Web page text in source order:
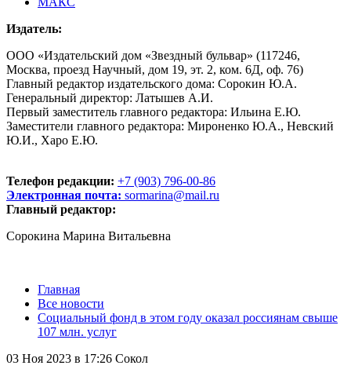
Издатель:
ООО «Издательский дом «Звездный бульвар» (117246,
Москва, проезд Научный, дом 19, эт. 2, ком. 6Д, оф. 76)
Главный редактор издательского дома: Сорокин Ю.А.
Генеральный директор: Латышев А.И.
Первый заместитель главного редактора: Ильина Е.Ю.
Заместители главного редактора: Мироненко Ю.А., Невский
Ю.И., Харо Е.Ю.
Телефон редакции: +7 (903) 796-00-86
Электронная почта: sormarina@mail.ru
Главный редактор:
Сорокина Марина Витальевна
Главная
Все новости
Социальный фонд в этом году оказал россиянам свыше
107 млн. услуг
03 Ноя 2023 в 17:26 Сокол